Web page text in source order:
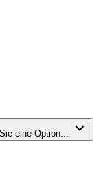
eine Option...